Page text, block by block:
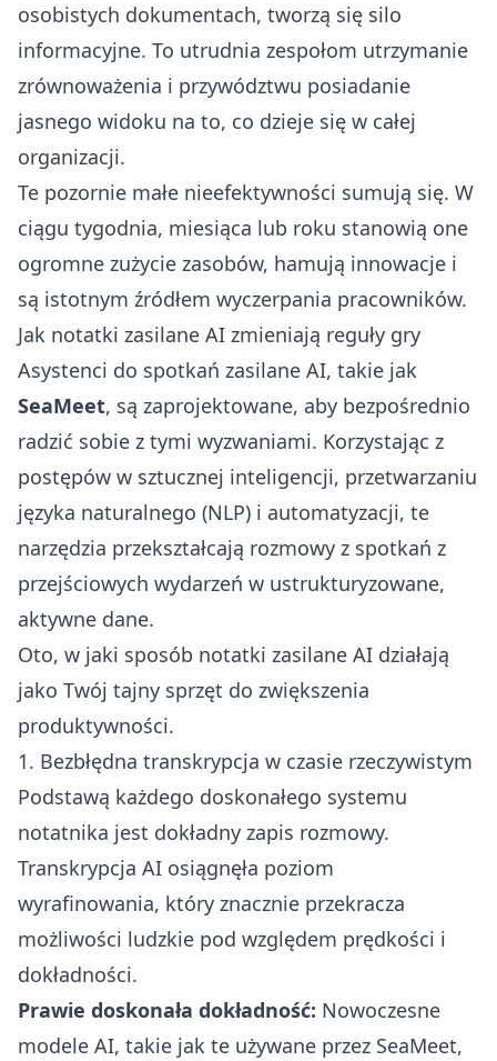
osobistych dokumentach, tworzą się silo
informacyjne. To utrudnia zespołom utrzymanie
zrównoważenia i przywództwu posiadanie
jasnego widoku na to, co dzieje się w całej
organizacji.
Te pozornie małe nieefektywności sumują się. W
ciągu tygodnia, miesiąca lub roku stanowią one
ogromne zużycie zasobów, hamują innowacje i
są istotnym źródłem wyczerpania pracowników.
Jak notatki zasilane AI zmieniają reguły gry
Asystenci do spotkań zasilane AI, takie jak
SeaMeet, są zaprojektowane, aby bezpośrednio
radzić sobie z tymi wyzwaniami. Korzystając z
postępów w sztucznej inteligencji, przetwarzaniu
języka naturalnego (NLP) i automatyzacji, te
narzędzia przekształcają rozmowy z spotkań z
przejściowych wydarzeń w ustrukturyzowane,
aktywne dane.
Oto, w jaki sposób notatki zasilane AI działają
jako Twój tajny sprzęt do zwiększenia
produktywności.
1. Bezbłędna transkrypcja w czasie rzeczywistym
Podstawą każdego doskonałego systemu
notatnika jest dokładny zapis rozmowy.
Transkrypcja AI osiągnęła poziom
wyrafinowania, który znacznie przekracza
możliwości ludzkie pod względem prędkości i
dokładności.
Prawie doskonała dokładność: Nowoczesne
modele AI, takie jak te używane przez SeaMeet,